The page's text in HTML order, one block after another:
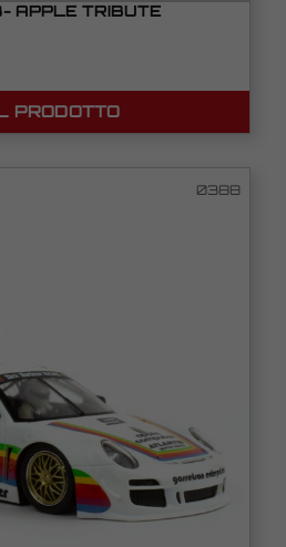
APPLE TRIBUTE
PRODOTTO
0388